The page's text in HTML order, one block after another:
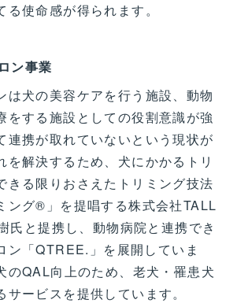
使命感が得られます。
ン事業
は犬の美容ケアを行う施設、動物
をする施設としての役割意識が強
連携が取れていないという現状が
を解決するため、犬にかかるトリ
きる限りおさえたトリミング技法
ング®」を提唱する株式会社TALL
氏と提携し、動物病院と連携でき
ン「QTREE.」を展開していま
のQAL向上のため、老犬・罹患犬
ービスを提供しています。